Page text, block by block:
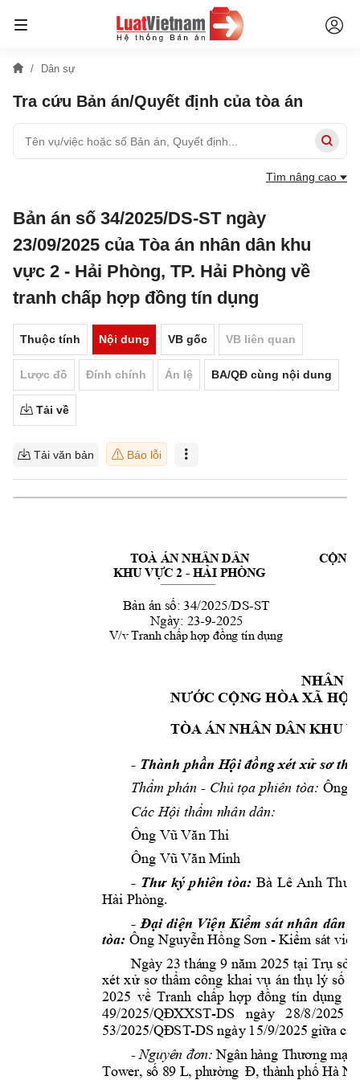
Dân sự
Tra cứu Bản án/Quyết định của tòa án
Tìm nâng cao
Bản án số 34/2025/DS-ST ngày
23/09/2025 của Tòa án nhân dân khu
vực 2 - Hải Phòng, TP. Hải Phòng về
tranh chấp hợp đồng tín dụng
Thuộc tính Nội dung VB gốc VB liên quan
Lược đồ Đính chính Án lệ BA/QĐ cùng nội dung
Tải về
Tải văn bản Báo lỗi
TOÀ ÁN NHÂN DÂN
KHU VỰC 2 - HẢI PHÒNG
Bản án số: 34/2025/DS-ST
Ngày: 23-9-2025
V/v Tranh chấp hợp đồng tín dụng
NHÂN
NƯỚC CỘNG HÒA XÃ HỘI
TÒA ÁNNHÂN DÂN KHU V
- Thành phần Hội đồng xét xử sơ thẩ
Thẩm phán - Chủ tọa phiên tòa: Ông
Các Hội thẩm nhân dân:
Ông Vũ Văn Thi
Ông Vũ Văn Minh
- Thư ký phiên tòa: Bà Lê Anh Thư
Hải Phòng.
- Đại diện Viện Kiểm sát nhân dân
tòa: Ông Nguyễn Hồng Sơn - Kiểm sát viê
Ngày 23 tháng 9 năm 2025 tại Trụ sở
xét xử sơ thẩm công khai vụ án thụ lý số
2025 về Tranh chấp hợp đồng tín dụng
49/2025/QĐXXST-DS ngày 28/8/2025
53/2025/QĐST-DS ngày 15/9/2025 giữa cá
- Nguyên đơn: Ngân hàng Thương mạ
Tower, số 89 L, phường Đ, thành phố Hà N